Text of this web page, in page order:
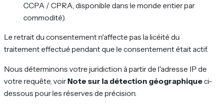
CCPA / CPRA, disponible dans le monde entier par
commodité).
Le retrait du consentement n'affecte pas la licéité du
traitement effectué pendant que le consentement était actif.
Nous déterminons votre juridiction à partir de l'adresse IP de
votre requête, voir Note sur la détection géographiqueci-
dessous pour les réserves de précision.